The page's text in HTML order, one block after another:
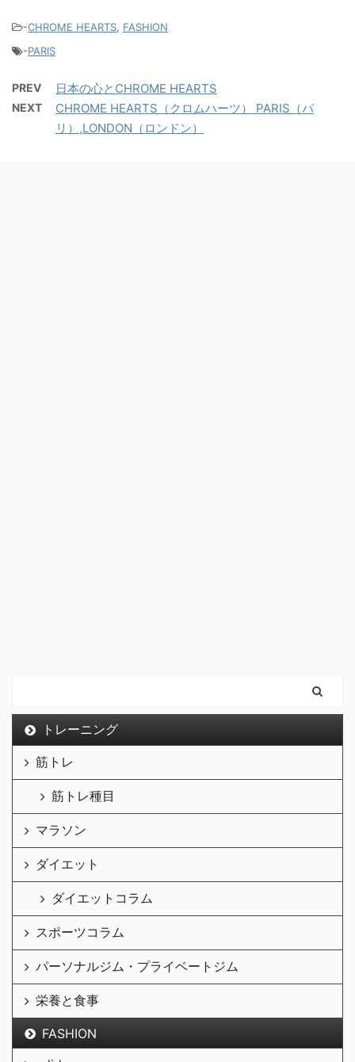
-CHROME HEARTS, FASHION
-PARIS
PREV 日本の心とCHROME HEARTS
NEXT
CHROME HEARTS（クロムハーツ） PARIS（パ
リ）,LONDON（ロンドン）
トレーニング
筋トレ
筋トレ種目
マラソン
ダイエット
ダイエットコラム
スポーツコラム
パーソナルジム・プライベートジム
栄養と食事
FASHION